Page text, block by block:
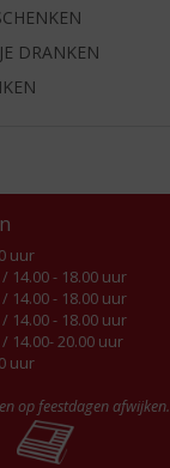
DRANKEN
uur
14.00 - 18.00 uur
14.00 - 18.00 uur
14.00 - 18.00 uur
/ 14.00- 20.00 uur
uur
op feestdagen afwijken.